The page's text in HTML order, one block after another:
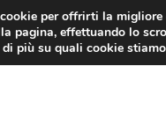
INTERVISTE
per offrirti la migliore
pagina, effettuando lo
di più su quali cookie